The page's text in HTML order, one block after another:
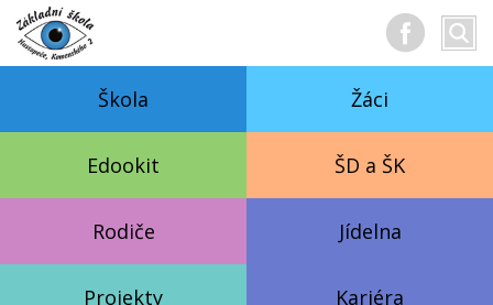
text
Škola Žáci
Edookit ŠD a ŠK
Rodiče Jídelna
Projekty Kariéra